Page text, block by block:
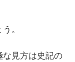
。
な見方は史記の